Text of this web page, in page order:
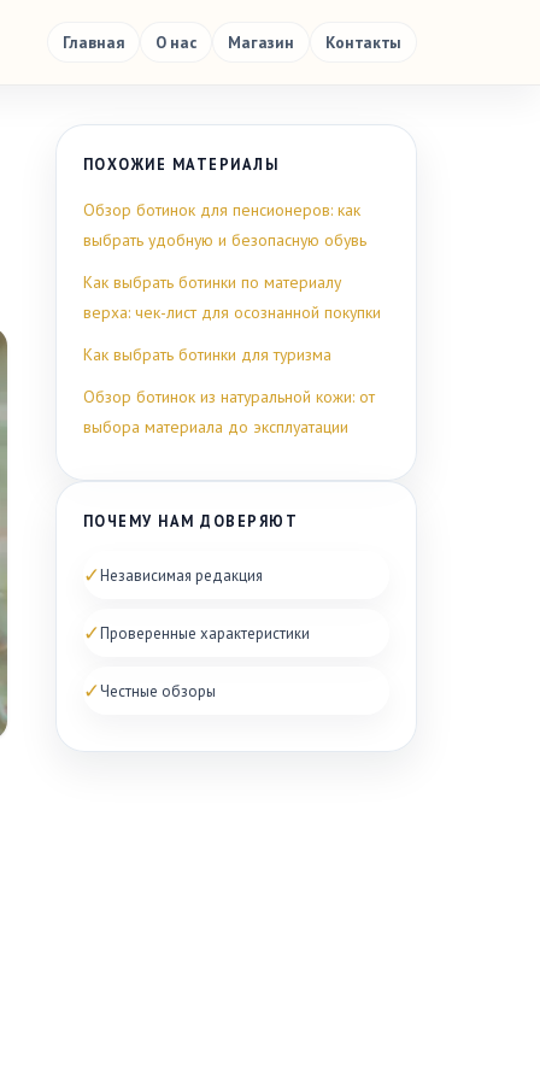
Главная О нас Магазин Контакты
ПОХОЖИЕ МАТЕРИАЛЫ
Обзор ботинок для пенсионеров: как
выбрать удобную и безопасную обувь
Как выбрать ботинки по материалу
верха: чек-лист для осознанной покупки
Как выбрать ботинки для туризма
Обзор ботинок из натуральной кожи: от
выбора материала до эксплуатации
ПОЧЕМУ НАМ ДОВЕРЯЮТ
✓Независимая редакция
✓Проверенные характеристики
✓Честные обзоры